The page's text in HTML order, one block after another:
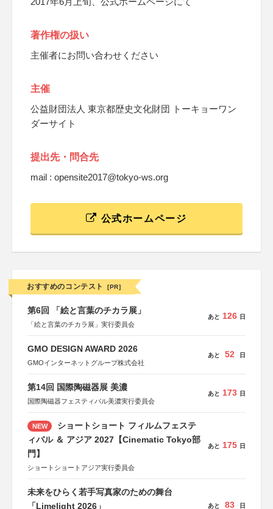
著作権の扱い
主催者にお問い合わせください
主催
公益財団法人 東京都歴史文化財団 トーキョーワン
ダーサイト
提出先・問合先
mail : opensite2017@tokyo-ws.org
公式ホームページ
おすすめのコンテスト [PR]
第6回 「絵と言葉のチカラ展」
「絵と言葉のチカラ展」実行委員会
あと 126 日
GMO DESIGN AWARD 2026
GMOインターネットグループ株式会社
あと 52 日
第14回 国際陶磁器展 美濃
国際陶磁器フェスティバル美濃実行委員会
あと 173 日
NEW
ショートショート フィルムフェステ
ィバル ＆ アジア 2027【Cinematic Tokyo部
門】
ショートショートアジア実行委員会
あと 175 日
未来をひらく若手写真家のための舞台
「Limelight 2026」
あと 83 日